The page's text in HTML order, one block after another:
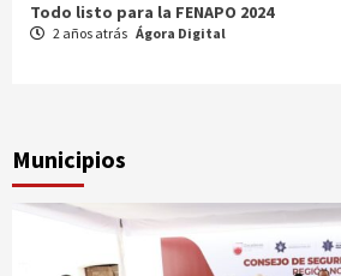
Comparte Cecytez estrategias para
Tamaulipas
Municipios